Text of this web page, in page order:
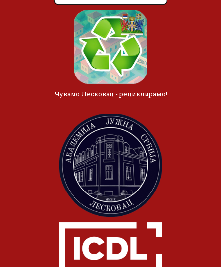
Чувамо Лесковац - рециклирамо!